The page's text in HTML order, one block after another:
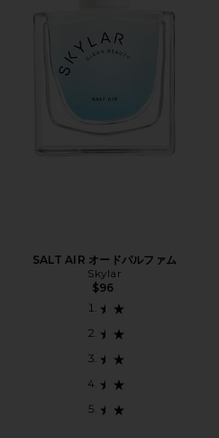
SALT AIR オードパルファム
Skylar
$96